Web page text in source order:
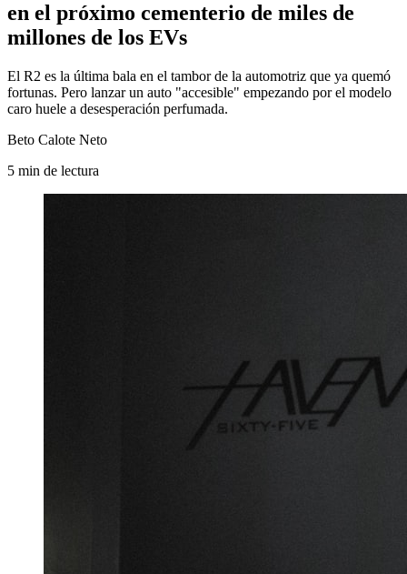
en el próximo cementerio de miles de
millones de los EVs
El R2 es la última bala en el tambor de la automotriz que ya quemó
fortunas. Pero lanzar un auto "accesible" empezando por el modelo
caro huele a desesperación perfumada.
Beto Calote Neto
5 min de lectura